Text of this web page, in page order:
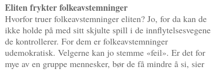
Eliten frykter folkeavstemninger
Hvorfor truer folkeavstemninger eliten? Jo, for da kan de
ikke holde på med sitt skjulte spill i de innflytelsesvegene
de kontrollerer. For dem er folkeavstemninger
udemokratisk. Velgerne kan jo stemme «feil». Er det for
mye av en gruppe mennesker, bør de få mindre å si, sier